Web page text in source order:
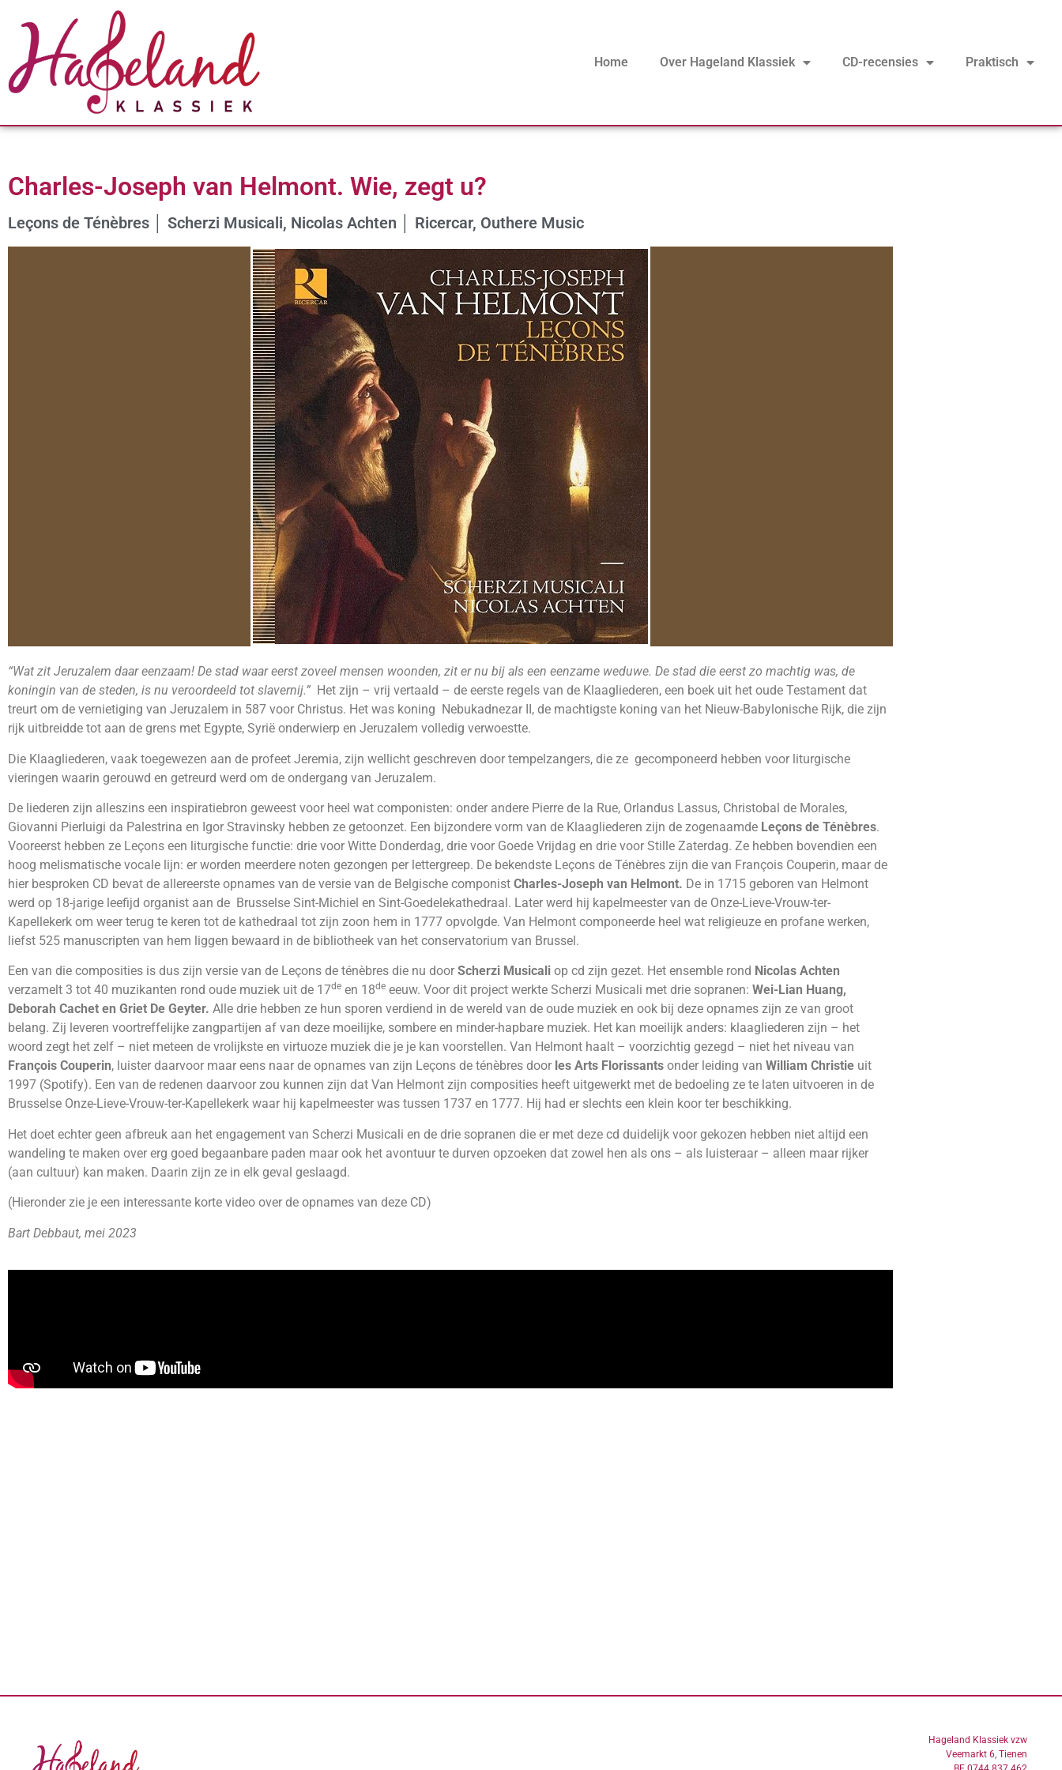
Home Over Hageland Klassiek CD-recensies Praktisch
Charles-Joseph van Helmont. Wie, zegt u?
Leçons de Ténèbres │ Scherzi Musicali, Nicolas Achten │ Ricercar, Outhere Music
“Wat zit Jeruzalem daar eenzaam! De stad waar eerst zoveel mensen woonden, zit er nu bij als een eenzame weduwe. De stad die eerst zo machtig was, de
koningin van de steden, is nu veroordeeld tot slavernij.” Het zijn – vrij vertaald – de eerste regels van de Klaagliederen, een boek uit het oude Testament dat
treurt om de vernietiging van Jeruzalem in 587 voor Christus. Het was koning Nebukadnezar II, de machtigste koning van het Nieuw-Babylonische Rijk, die zijn
rijk uitbreidde tot aan de grens met Egypte, Syrië onderwierp en Jeruzalem volledig verwoestte.
Die Klaagliederen, vaak toegewezen aan de profeet Jeremia, zijn wellicht geschreven door tempelzangers, die ze gecomponeerd hebben voor liturgische
vieringen waarin gerouwd en getreurd werd om de ondergang van Jeruzalem.
De liederen zijn alleszins een inspiratiebron geweest voor heel wat componisten: onder andere Pierre de la Rue, Orlandus Lassus, Christobal de Morales,
Giovanni Pierluigi da Palestrina en Igor Stravinsky hebben ze getoonzet. Een bijzondere vorm van de Klaagliederen zijn de zogenaamde Leçons de Ténèbres.
Vooreerst hebben ze Leçons een liturgische functie: drie voor Witte Donderdag, drie voor Goede Vrijdag en drie voor Stille Zaterdag. Ze hebben bovendien een
hoog melismatische vocale lijn: er worden meerdere noten gezongen per lettergreep. De bekendste Leçons de Ténèbres zijn die van François Couperin, maar de
hier besproken CD bevat de allereerste opnames van de versie van de Belgische componist Charles-Joseph van Helmont. De in 1715 geboren van Helmont
werd op 18-jarige leefijd organist aan de Brusselse Sint-Michiel en Sint-Goedelekathedraal. Later werd hij kapelmeester van de Onze-Lieve-Vrouw-ter-
Kapellekerk om weer terug te keren tot de kathedraal tot zijn zoon hem in 1777 opvolgde. Van Helmont componeerde heel wat religieuze en profane werken,
liefst 525 manuscripten van hem liggen bewaard in de bibliotheek van het conservatorium van Brussel.
Een van die composities is dus zijn versie van de Leçons de ténèbres die nu door Scherzi Musicali op cd zijn gezet. Het ensemble rond Nicolas Achten
verzamelt 3 tot 40 muzikanten rond oude muziek uit de 17de en 18de eeuw. Voor dit project werkte Scherzi Musicali met drie sopranen: Wei-Lian Huang,
Deborah Cachet en Griet De Geyter. Alle drie hebben ze hun sporen verdiend in de wereld van de oude muziek en ook bij deze opnames zijn ze van groot
belang. Zij leveren voortreffelijke zangpartijen af van deze moeilijke, sombere en minder-hapbare muziek. Het kan moeilijk anders: klaagliederen zijn – het
woord zegt het zelf – niet meteen de vrolijkste en virtuoze muziek die je je kan voorstellen. Van Helmont haalt – voorzichtig gezegd – niet het niveau van
François Couperin, luister daarvoor maar eens naar de opnames van zijn Leçons de ténèbres door les Arts Florissants onder leiding van William Christie uit
1997 (Spotify). Een van de redenen daarvoor zou kunnen zijn dat Van Helmont zijn composities heeft uitgewerkt met de bedoeling ze te laten uitvoeren in de
Brusselse Onze-Lieve-Vrouw-ter-Kapellekerk waar hij kapelmeester was tussen 1737 en 1777. Hij had er slechts een klein koor ter beschikking.
Het doet echter geen afbreuk aan het engagement van Scherzi Musicali en de drie sopranen die er met deze cd duidelijk voor gekozen hebben niet altijd een
wandeling te maken over erg goed begaanbare paden maar ook het avontuur te durven opzoeken dat zowel hen als ons – als luisteraar – alleen maar rijker
(aan cultuur) kan maken. Daarin zijn ze in elk geval geslaagd.
(Hieronder zie je een interessante korte video over de opnames van deze CD)
Bart Debbaut, mei 2023
Hageland Klassiek vzw
Veemarkt 6, Tienen